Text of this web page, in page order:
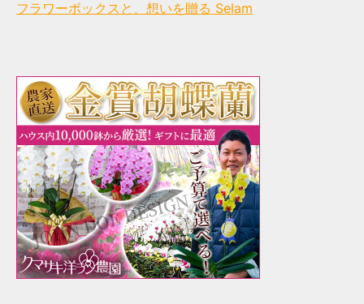
フラワーボックスと、想いを贈る Selam